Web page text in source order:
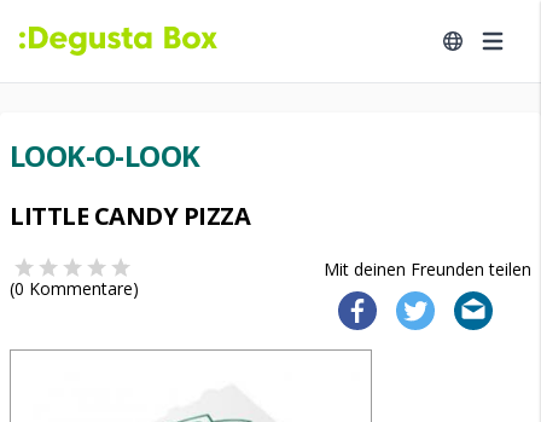
LOOK-O-LOOK
LITTLE CANDY PIZZA
Mit deinen Freunden teilen
(0 Kommentare)